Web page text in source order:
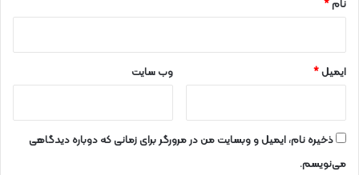
نام*
ایمیل* وب‌ سایت
ذخیره نام، ایمیل و وبسایت من در مرورگر برای زمانی که دوباره دیدگاهی
می‌نویسم.